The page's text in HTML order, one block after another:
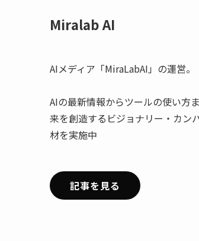
Miralab AI
AIメディア「MiraLabAI」の運営。
AIの最新情報からツールの使い方
来を創造するビジョナリー・カン
材を実施中
記事を見る